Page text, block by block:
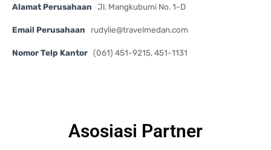
Alamat Perusahaan Jl. Mangkubumi No. 1-D
Email Perusahaan rudylie@travelmedan.com
Nomor Telp Kantor (061) 451-9215, 451-1131
Asosiasi Partner